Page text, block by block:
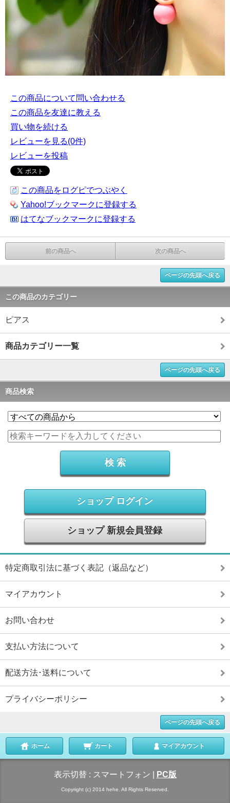
この商品について問い合わせる
この商品を友達に教える
買い物を続ける
レビューを見る(0件)
レビューを投稿
この商品をログピでつぶやく
Yahoo!ブックマークに登録する
はてなブックマークに登録する
前の商品へ 次の商品へ
ページの先頭へ戻る
この商品のカテゴリー
ピアス
商品カテゴリー一覧
ページの先頭へ戻る
商品検索
ショップ ログイン
ショップ 新規会員登録
特定商取引法に基づく表記（返品など）
マイアカウント
お問い合わせ
支払い方法について
配送方法･送料について
プライバシーポリシー
ページの先頭へ戻る
ホーム カート マイアカウント
表示切替 : スマートフォン PC版
Copyright (c) 2014 hehe. All Rights Reserved.